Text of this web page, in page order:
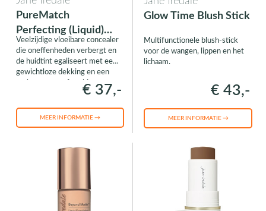
PureMatch
Perfecting (Liquid)
Concealer
Veelzijdige vloeibare concealer
die oneffenheden verbergt en
de huidtint egaliseert met een
gewichtloze dekking en een
zachte, matte afwerking.€ 37,-
MEER INFORMATIE →
Glow Time Blush Stick
Multifunctionele blush-stick
voor de wangen, lippen en het
lichaam.
€ 43,-
MEER INFORMATIE →